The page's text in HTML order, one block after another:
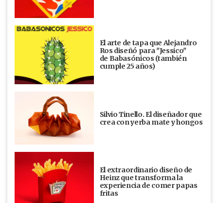
El arte de tapa que Alejandro
Ros diseñó para "Jessico"
de Babasónicos (también
cumple 25 años)
Silvio Tinello. El diseñador que
crea con yerba mate y hongos
El extraordinario diseño de
Heinz que transforma la
experiencia de comer papas
fritas